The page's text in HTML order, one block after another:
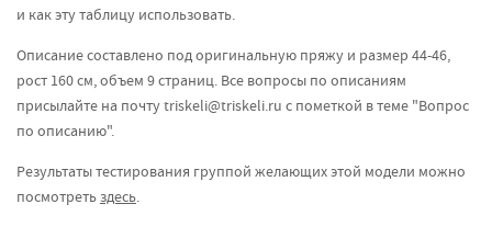
и как эту таблицу использовать.
Описание составлено под оригинальную пряжу и размер 44-46,
рост 160 см, объем 9 страниц. Все вопросы по описаниям
присылайте на почтуtriskeli@triskeli.ru с пометкой в теме "Вопрос
по описанию".
Результаты тестирования группой желающих этой модели можно
посмотреть здесь.